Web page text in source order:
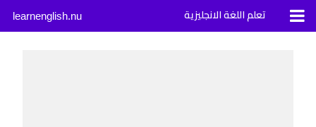
تعلم اللغة الانجليزية learnenglish.nu